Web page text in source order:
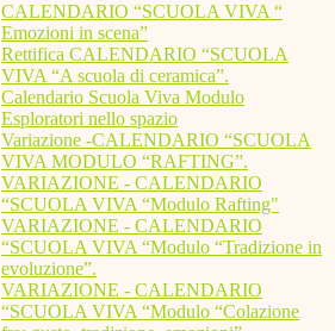
CALENDARIO “SCUOLA VIVA “
Emozioni in scena”
Rettifica CALENDARIO “SCUOLA
VIVA “A scuola di ceramica”.
Calendario Scuola Viva Modulo
Esploratori nello spazio
Variazione -CALENDARIO “SCUOLA
VIVA MODULO “RAFTING”.
VARIAZIONE - CALENDARIO
“SCUOLA VIVA “Modulo Rafting"
VARIAZIONE - CALENDARIO
“SCUOLA VIVA “Modulo “Tradizione in
evoluzione”.
VARIAZIONE - CALENDARIO
“SCUOLA VIVA “Modulo “Colazione